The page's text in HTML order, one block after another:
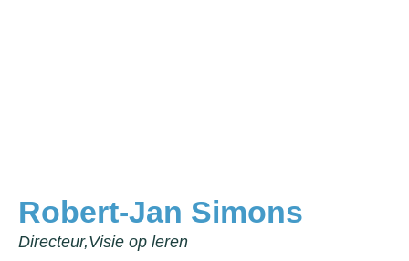
Robert-Jan Simons
Directeur,Visie op leren